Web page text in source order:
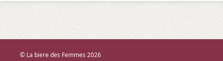
© La biere des Femmes 2026